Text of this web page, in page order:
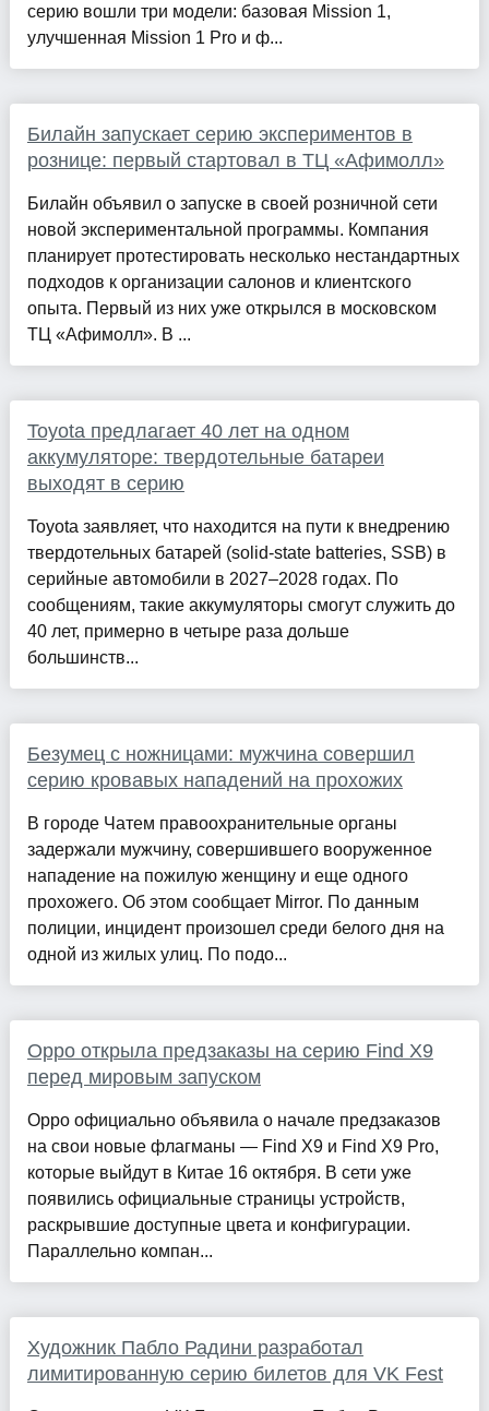
серию вошли три модели: базовая Mission 1,
улучшенная Mission 1 Pro и ф...
Билайн запускает серию экспериментов в
рознице: первый стартовал в ТЦ «Афимолл»
Билайн объявил о запуске в своей розничной сети
новой экспериментальной программы. Компания
планирует протестировать несколько нестандартных
подходов к организации салонов и клиентского
опыта. Первый из них уже открылся в московском
ТЦ «Афимолл». В ...
Toyota предлагает 40 лет на одном
аккумуляторе: твердотельные батареи
выходят в серию
Toyota заявляет, что находится на пути к внедрению
твердотельных батарей (solid-state batteries, SSB) в
серийные автомобили в 2027–2028 годах. По
сообщениям, такие аккумуляторы смогут служить до
40 лет, примерно в четыре раза дольше
большинств...
Безумец с ножницами: мужчина совершил
серию кровавых нападений на прохожих
В городе Чатем правоохранительные органы
задержали мужчину, совершившего вооруженное
нападение на пожилую женщину и еще одного
прохожего. Об этом сообщает Mirror. По данным
полиции, инцидент произошел среди белого дня на
одной из жилых улиц. По подо...
Oppo открыла предзаказы на серию Find X9
перед мировым запуском
Oppo официально объявила о начале предзаказов
на свои новые флагманы — Find X9 и Find X9 Pro,
которые выйдут в Китае 16 октября. В сети уже
появились официальные страницы устройств,
раскрывшие доступные цвета и конфигурации.
Параллельно компан...
Художник Пабло Радини разработал
лимитированную серию билетов для VK Fest